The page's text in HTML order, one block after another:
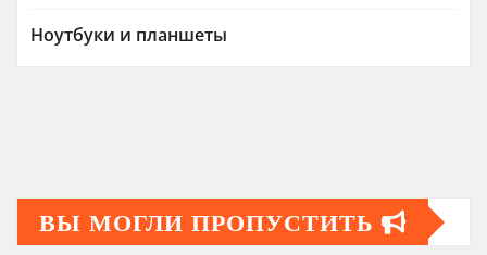
Ноутбуки и планшеты
ВЫ МОГЛИ ПРОПУСТИТЬ